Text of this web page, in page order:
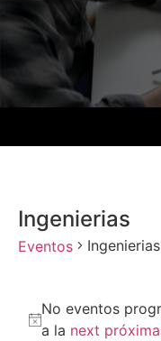
Ingenierias
Eventos Ingenierias
Notice
No eventos
a la next